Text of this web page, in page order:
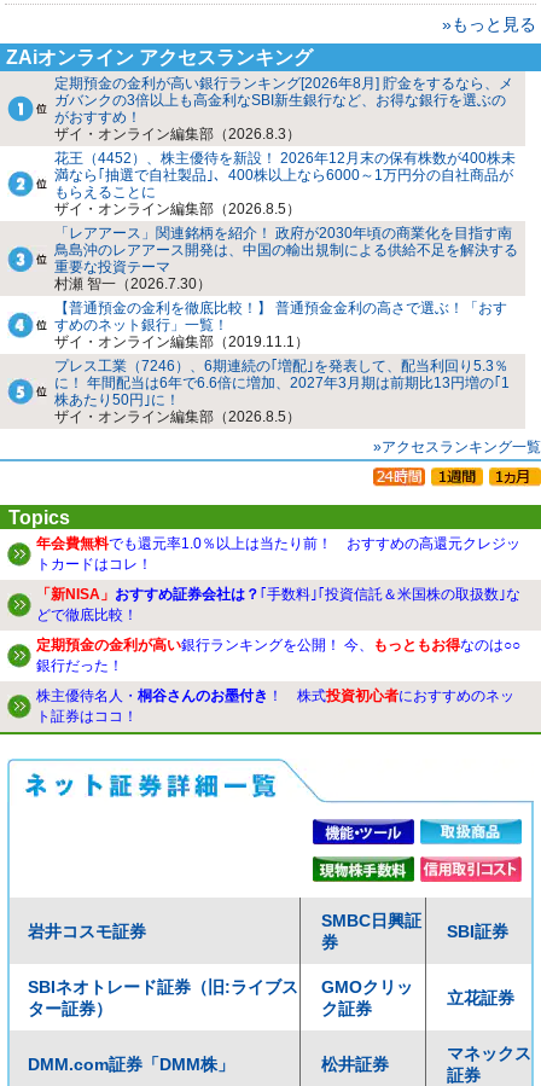
»もっと見る
ZAiオンライン アクセスランキング
定期預金の金利が高い銀行ランキング[2026年8月] 貯金をするなら、メ
ガバンクの3倍以上も高金利なSBI新生銀行など、お得な銀行を選ぶの
がおすすめ！
ザイ・オンライン編集部（2026.8.3）
花王（4452）、株主優待を新設！ 2026年12月末の保有株数が400株未
満なら｢抽選で自社製品｣、400株以上なら6000～1万円分の自社商品が
もらえることに
ザイ・オンライン編集部（2026.8.5）
「レアアース」関連銘柄を紹介！ 政府が2030年頃の商業化を目指す南
鳥島沖のレアアース開発は、中国の輸出規制による供給不足を解決する
重要な投資テーマ
村瀬 智一（2026.7.30）
【普通預金の金利を徹底比較！】 普通預金金利の高さで選ぶ！「おす
すめのネット銀行」一覧！
ザイ・オンライン編集部（2019.11.1）
プレス工業（7246）、6期連続の｢増配｣を発表して、配当利回り5.3％
に！ 年間配当は6年で6.6倍に増加、2027年3月期は前期比13円増の｢1
株あたり50円｣に！
ザイ・オンライン編集部（2026.8.5）
»アクセスランキング一覧
Topics
年会費無料でも還元率1.0％以上は当たり前！ おすすめの高還元クレジッ
トカードはコレ！
「新NISA」 おすすめ証券会社は？ ｢手数料｣｢投資信託＆米国株の取扱数｣な
どで徹底比較！
定期預金の金利が高い銀行ランキングを公開！ 今、 もっともお得なのは○○
銀行だった！
株主優待名人・ 桐谷さんのお墨付き ！ 株式投資初心者におすすめのネッ
ト証券はココ！
岩井コスモ証券
SMBC日興証
券
SBI証券
SBIネオトレード証券（旧:ライブス
ター証券）
GMOクリッ
ク証券
立花証券
DMM.com証券「DMM株」 松井証券
マネックス
証券